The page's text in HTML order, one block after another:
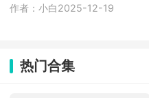
作者：小白2025-12-19
热门合集